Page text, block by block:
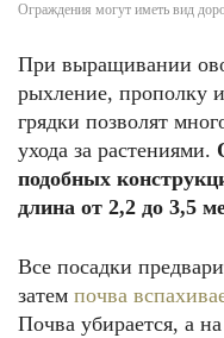
Ограждения могут иметь вид
При выращивании
рыхление, прополку
грядки позволят
ухода за растениями.
подобных
длина от 2,2 до 3,5
Все посадки
затем почва
Почва убирается, а